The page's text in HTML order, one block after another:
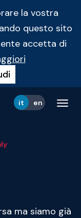
la vostra
questo sito
accetta di
it en
ma siamo già